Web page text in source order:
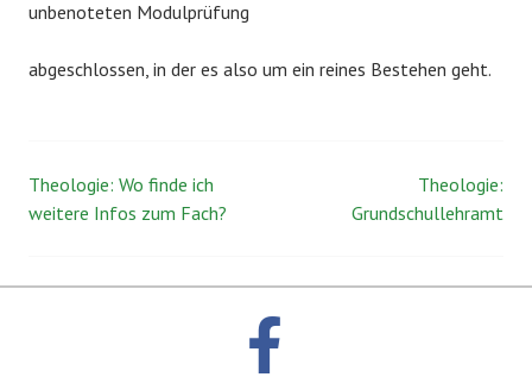
unbenoteten Modulprüfung
abgeschlossen, in der es also um ein reines Bestehen geht.
Beitrags-
Theologie: Wo finde ich
weitere Infos zum Fach?
Theologie:
Grundschullehramt